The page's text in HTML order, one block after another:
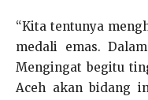
“Kita tentunya
medali emas.
Mengingat begitu
Aceh akan bidang